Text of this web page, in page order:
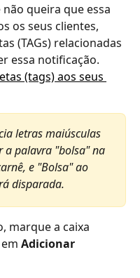
não queira que essa
os seus clientes,
(TAGs) relacionadas
essa notificação.
(tags) aos seus
letras maiúsculas
a palavra "bolsa" na
e "Bolsa" ao
disparada.
marque a caixa
Adicionar